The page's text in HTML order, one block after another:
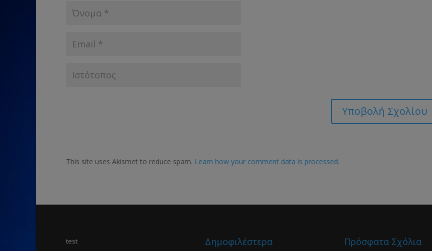
This site uses Akismet to reduce spam. Learn how your comment data is processed.
test
Δημοφιλέστερα Πρόσφατα Σχόλια